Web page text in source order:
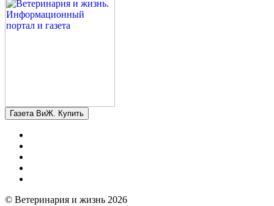
Газета ВиЖ. Купить
© Ветеринария и жизнь 2026